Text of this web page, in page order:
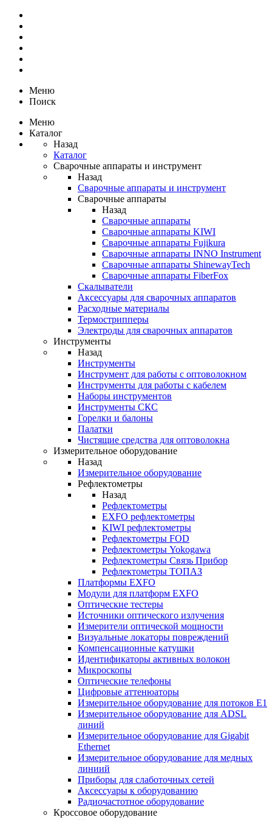
Меню
Поиск
Меню
Каталог
Назад
Каталог
Сварочные аппараты и инструмент
Назад
Сварочные аппараты и инструмент
Сварочные аппараты
Назад
Сварочные аппараты
Сварочные аппараты KIWI
Сварочные аппараты Fujikura
Сварочные аппараты INNO Instrument
Сварочные аппараты ShinewayTech
Cварочные аппараты FiberFox
Скалыватели
Аксессуары для сварочных аппаратов
Расходные материалы
Термострипперы
Электроды для сварочных аппаратов
Инструменты
Назад
Инструменты
Инструмент для работы с оптоволокном
Инструменты для работы с кабелем
Наборы инструментов
Инструменты СКС
Горелки и балоны
Палатки
Чистящие средства для оптоволокна
Измерительное оборудование
Назад
Измерительное оборудование
Рефлектометры
Назад
Рефлектометры
EXFO рефлектометры
KIWI рефлектометры
Рефлектометры FOD
Рефлектометры Yokogawa
Рефлектометры Связь Прибор
Рефлектометры ТОПАЗ
Платформы EXFO
Модули для платформ EXFO
Оптические тестеры
Источники оптического излучения
Измерители оптической мощности
Визуальные локаторы повреждений
Компенсационные катушки
Идентификаторы активных волокон
Микроскопы
Оптические телефоны
Цифровые аттенюаторы
Измерительное оборудование для потоков Е1
Измерительное оборудование для ADSL
линий
Измерительное оборудование для Gigabit
Ethernet
Измерительное оборудование для медных
линиий
Приборы для слаботочных сетей
Аксессуары к оборудованию
Радиочастотное оборудование
Кроссовое оборудование